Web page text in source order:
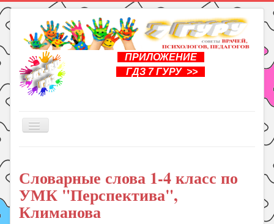
ПРИЛОЖЕНИЕ
ГДЗ 7 ГУРУ >>
Включить/
Книги
Рукоделие
Подготовка к школе
Словарные слова 1-4 класс по
УМК "Перспектива",
Климанова